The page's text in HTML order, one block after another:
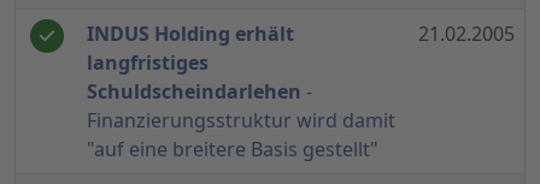
INDUS Holding erhält
langfristiges
Schuldscheindarlehen -
Finanzierungsstruktur wird damit
"auf eine breitere Basis gestellt"
21.02.2005